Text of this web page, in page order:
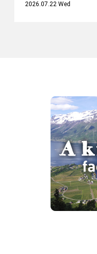
2026.07.22 Wed